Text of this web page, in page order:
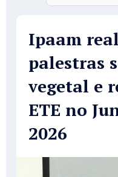
Ipaam
palestras
vegetal e
ETE no
2026